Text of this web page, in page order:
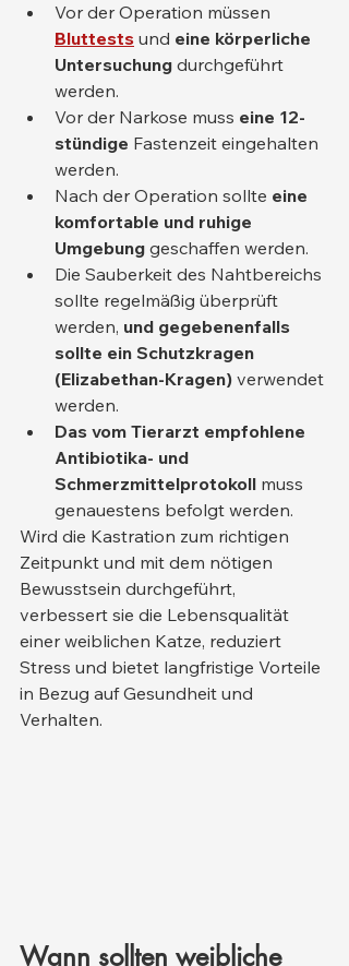
Vor der Operation müssen
Bluttests und eine körperliche
Untersuchung durchgeführt
werden.
Vor der Narkose muss eine 12-
stündige Fastenzeit eingehalten
werden.
Nach der Operation sollte eine
komfortable und ruhige
Umgebung geschaffen werden.
Die Sauberkeit des Nahtbereichs
sollte regelmäßig überprüft
werden, und gegebenenfalls
sollte ein Schutzkragen
(Elizabethan-Kragen) verwendet
werden.
Das vom Tierarzt empfohlene
Antibiotika- und
Schmerzmittelprotokoll muss
genauestens befolgt werden.
Wird die Kastration zum richtigen
Zeitpunkt und mit dem nötigen
Bewusstsein durchgeführt,
verbessert sie die Lebensqualität
einer weiblichen Katze, reduziert
Stress und bietet langfristige Vorteile
in Bezug auf Gesundheit und
Verhalten.
Wann sollten weibliche